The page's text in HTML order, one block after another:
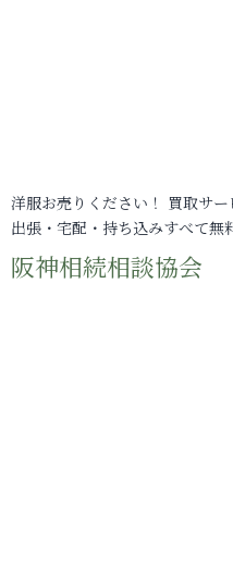
洋服お売りください！ 買取サー
出張・宅配・持ち込みすべて無
阪神相続相談協会